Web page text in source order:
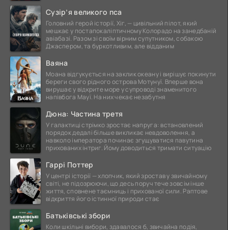
Сузір’я великого пса
Головний герой історії, Хіг, — цивільний пілот, який
мешкає у постапокаліптичному Колорадо на занедбаній
авіабазі. Разом зі своїм вірним супутником, собакою
Джаспером, та буркотливим, але відданим
Ваяна
Моана відгукується на заклик океану і вирішує покинути
береги свого рідного острова Мотунуї. Вперше вона
вирушає у відкрите море у супроводі знаменитого
напівбога Мауї. На них чекає незабутня
Дюна: Частина третя
У галактиці стрімко зростає напруга: встановлений
порядок дедалі більше викликає невдоволення, а
навколо імператора починає згущуватися павутина
прихованих інтриг. Йому доводиться тримати ситуацію
Гаррі Поттер
У центрі історії — хлопчик, який зростав у звичайному
світі, не підозрюючи, що десь поруч тече зовсім інше
життя, сповнене таємниць і прихованої сили. Раптове
відкриття його істинної природи стає
Батьківські збори
Коли шкільні вибори, здавалося б, звичайна подія,